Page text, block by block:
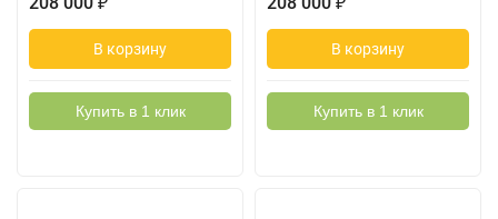
В корзину
Купить в 1 клик
В корзину
Купить в 1 клик